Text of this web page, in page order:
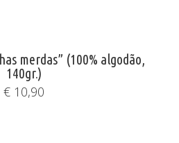
merdas” (100% algodão,
140gr.)
€10,90